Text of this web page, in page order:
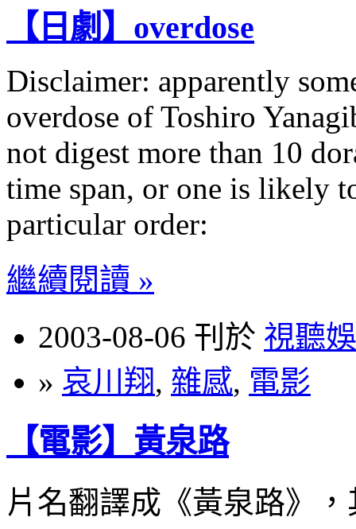
【日劇】overdose
Disclaimer: apparently
overdose of Toshiro
not digest more than 10
time span, or one is likely
particular order:
繼續閱讀 »
2003-08-06 刊於 視聽
» 哀川翔, 雜感, 電影
【電影】黃泉路
片名翻譯成《黃泉路》